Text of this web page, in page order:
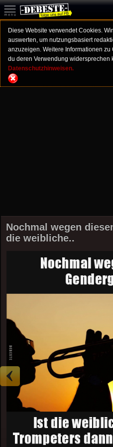
Diese Website verwendet Cookies.
auswerten, um nutzungsbasiert
anzuzeigen. Weitere Informationen
du deren Verwendung widersprechen
Datenschutzhinweisen.
Nochmal wegen
die weibliche..